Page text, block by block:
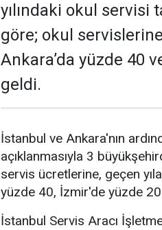
yılındaki okul
göre; okul
Ankara’da yüzde 40
geldi.
İstanbul ve Ankara'nın
açıklanmasıyla 3
servis ücretlerine, geçen
yüzde 40, İzmir'de yüzde 20
İstanbul Servis Aracı